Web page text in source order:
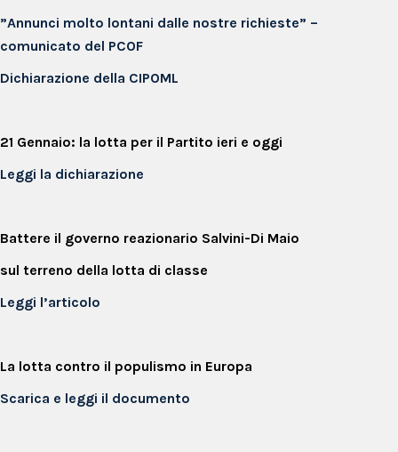
”Annunci molto lontani dalle nostre richieste” –
comunicato del PCOF
Dichiarazione della CIPOML
21 Gennaio: la lotta per il Partito ieri e oggi
Leggi la dichiarazione
Battere il governo reazionario Salvini-Di Maio
sul terreno della lotta di classe
Leggi l’articolo
La lotta contro il populismo in Europa
Scarica e leggi il documento